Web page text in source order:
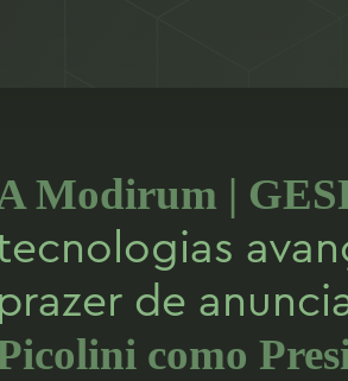
Modirum |
prazer de
como